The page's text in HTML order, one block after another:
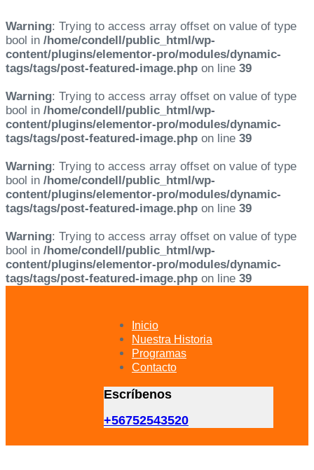
Warning: Trying to access array offset on value of type
bool in /home/condell/public_html/wp-
content/plugins/elementor-pro/modules/dynamic-
tags/tags/post-featured-image.php on line 39
Warning: Trying to access array offset on value of type
bool in /home/condell/public_html/wp-
content/plugins/elementor-pro/modules/dynamic-
tags/tags/post-featured-image.php on line 39
Warning: Trying to access array offset on value of type
bool in /home/condell/public_html/wp-
content/plugins/elementor-pro/modules/dynamic-
tags/tags/post-featured-image.php on line 39
Warning: Trying to access array offset on value of type
bool in /home/condell/public_html/wp-
content/plugins/elementor-pro/modules/dynamic-
tags/tags/post-featured-image.php on line 39
Inicio
Nuestra Historia
Programas
Contacto
Escríbenos
+56752543520